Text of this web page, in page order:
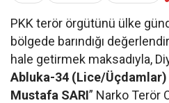
PKK terör örgütünü ülke
bölgede barındığı
hale getirmek maksadıyla,
Abluka-34 (Lice/Üçdamlar)
Mustafa SARI” Narko Terör